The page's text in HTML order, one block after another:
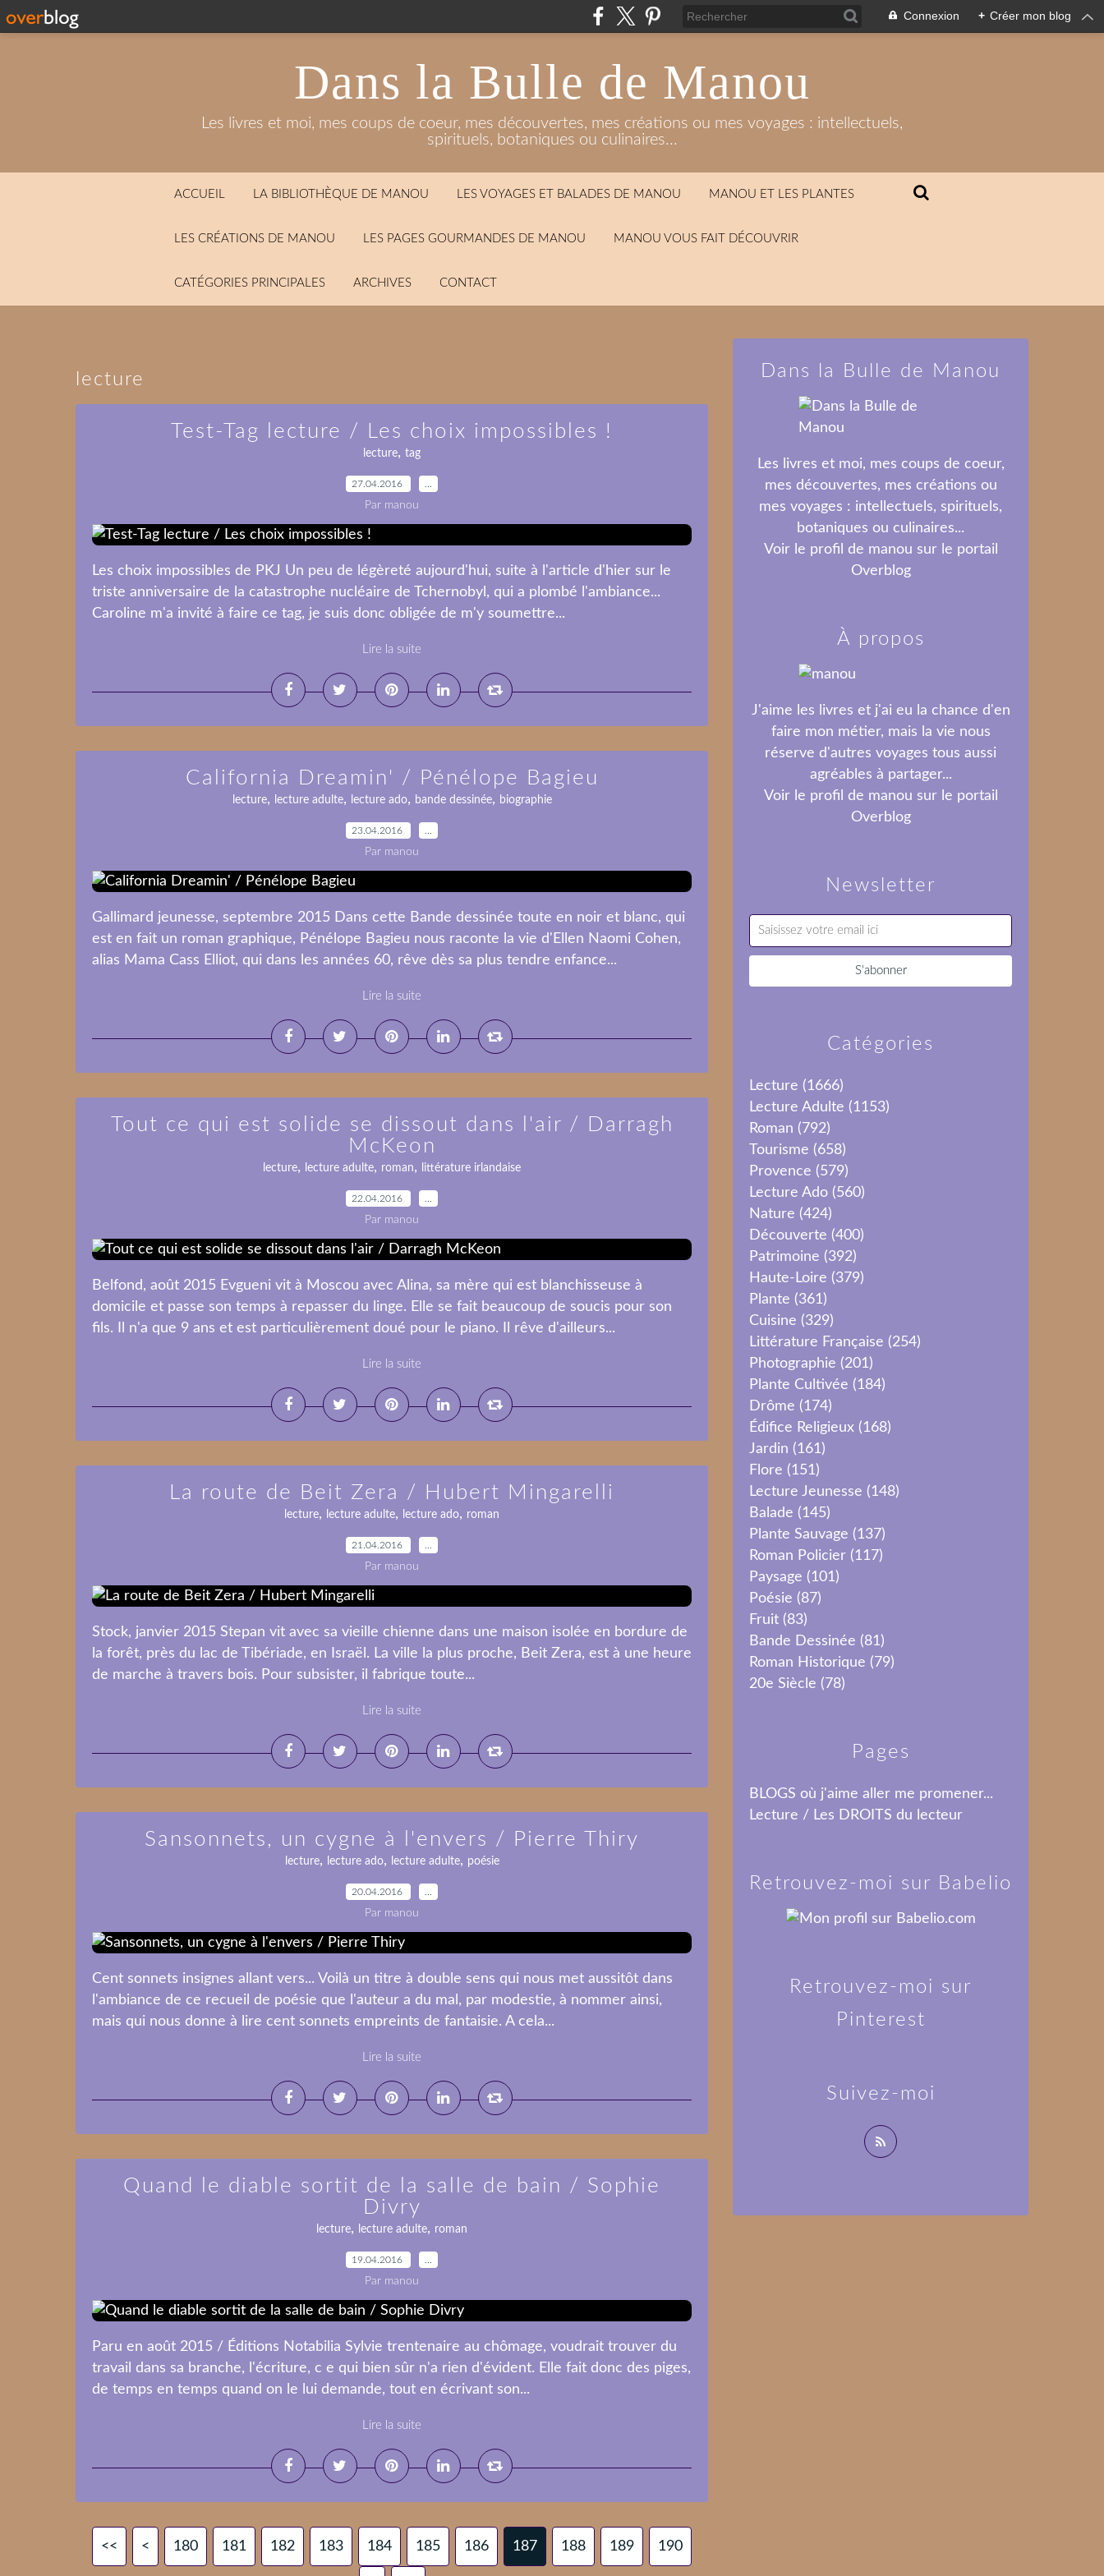
Connexion + Créer mon blog
Dans la Bulle de Manou
Les livres et moi, mes coups de coeur, mes découvertes, mes créations ou mes voyages : intellectuels,
spirituels, botaniques ou culinaires...
ACCUEIL LA BIBLIOTHÈQUE DE MANOU LES VOYAGES ET BALADES DE MANOU MANOU ET LES PLANTES
LES CRÉATIONS DE MANOU LES PAGES GOURMANDES DE MANOU MANOU VOUS FAIT DÉCOUVRIR
CATÉGORIES PRINCIPALES ARCHIVES CONTACT
lecture
Test-Tag lecture / Les choix impossibles !
lecture, tag
27.04.2016
Par manou
Les choix impossibles de PKJ Un peu de légèreté aujourd'hui, suite à l'article d'hier sur le
triste anniversaire de la catastrophe nucléaire de Tchernobyl, qui a plombé l'ambiance...
Caroline m'a invité à faire ce tag, je suis donc obligée de m'y soumettre...
Lire la suite
California Dreamin' / Pénélope Bagieu
lecture, lecture adulte, lecture ado, bande dessinée, biographie
23.04.2016
Par manou
Gallimard jeunesse, septembre 2015 Dans cette Bande dessinée toute en noir et blanc, qui
est en fait un roman graphique, Pénélope Bagieu nous raconte la vie d'Ellen Naomi Cohen,
alias Mama Cass Elliot, qui dans les années 60, rêve dès sa plus tendre enfance...
Lire la suite
Tout ce qui est solide se dissout dans l'air / Darragh
McKeon
lecture, lecture adulte, roman, littérature irlandaise
22.04.2016
Par manou
Belfond, août 2015 Evgueni vit à Moscou avec Alina, sa mère qui est blanchisseuse à
domicile et passe son temps à repasser du linge. Elle se fait beaucoup de soucis pour son
fils. Il n'a que 9 ans et est particulièrement doué pour le piano. Il rêve d'ailleurs...
Lire la suite
La route de Beit Zera / Hubert Mingarelli
lecture, lecture adulte, lecture ado, roman
21.04.2016
Par manou
Stock, janvier 2015 Stepan vit avec sa vieille chienne dans une maison isolée en bordure de
la forêt, près du lac de Tibériade, en Israël. La ville la plus proche, Beit Zera, est à une heure
de marche à travers bois. Pour subsister, il fabrique toute...
Lire la suite
Sansonnets, un cygne à l'envers / Pierre Thiry
lecture, lecture ado, lecture adulte, poésie
20.04.2016
Par manou
Cent sonnets insignes allant vers... Voilà un titre à double sens qui nous met aussitôt dans
l'ambiance de ce recueil de poésie que l'auteur a du mal, par modestie, à nommer ainsi,
mais qui nous donne à lire cent sonnets empreints de fantaisie. A cela...
Lire la suite
Quand le diable sortit de la salle de bain / Sophie
Divry
lecture, lecture adulte, roman
19.04.2016
Par manou
Paru en août 2015 / Éditions Notabilia Sylvie trentenaire au chômage, voudrait trouver du
travail dans sa branche, l'écriture, c e qui bien sûr n'a rien d'évident. Elle fait donc des piges,
de temps en temps quand on le lui demande, tout en écrivant son...
Lire la suite
<< < 100
110
120
130
140
150
160
170
180 181 182 183 184 185 186 187 188 189 190
Newsletter
Catégories
Lecture (1666)
Lecture Adulte (1153)
Roman (792)
Tourisme (658)
Provence (579)
Lecture Ado (560)
Nature (424)
Découverte (400)
Patrimoine (392)
Haute-Loire (379)
Plante (361)
Cuisine (329)
Littérature Française (254)
Photographie (201)
Plante Cultivée (184)
Drôme (174)
Édifice Religieux (168)
Jardin (161)
Flore (151)
Lecture Jeunesse (148)
Balade (145)
Plante Sauvage (137)
Roman Policier (117)
Paysage (101)
Poésie (87)
Fruit (83)
Bande Dessinée (81)
Roman Historique (79)
20e Siècle (78)
Pages
BLOGS où j'aime aller me promener...
Lecture / Les DROITS du lecteur
Dans la Bulle de Manou
Les livres et moi, mes coups de coeur,
mes découvertes, mes créations ou
mes voyages : intellectuels, spirituels,
botaniques ou culinaires...
Voir le profil de manou sur le portail
Overblog
Suivez-moi
À propos
J'aime les livres et j'ai eu la chance d'en
faire mon métier, mais la vie nous
réserve d'autres voyages tous aussi
agréables à partager...
Voir le profil de manou sur le portail
Overblog
Retrouvez-moi sur Babelio
Retrouvez-moi sur
Pinterest